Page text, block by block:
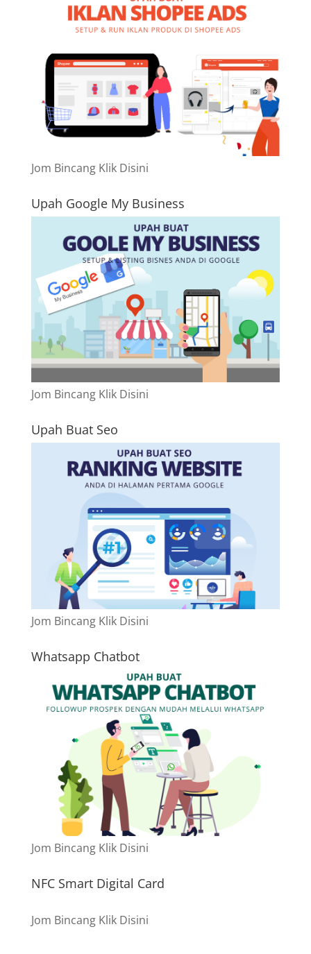
Jom Bincang Klik Disini
Upah Google My Business
Jom Bincang Klik Disini
Upah Buat Seo
Jom Bincang Klik Disini
Whatsapp Chatbot
Jom Bincang Klik Disini
NFC Smart Digital Card
Jom Bincang Klik Disini